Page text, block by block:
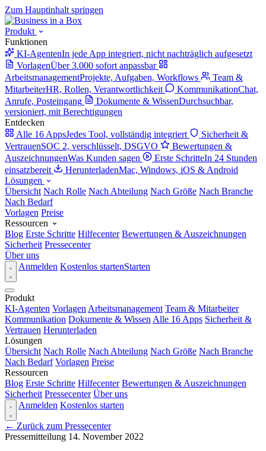
Zum Hauptinhalt springen
Produkt
Funktionen
KI-AgentenIn jede App integriert, nicht nachträglich aufgesetzt
VorlagenÜber 3.000 sofort anpassbar
ArbeitsmanagementProjekte, Aufgaben, Workflows
Team &
MitarbeiterHR, Rollen, Verantwortlichkeit KommunikationChat,
Anrufe, Posteingang
Dokumente & WissenDurchsuchbar,
versioniert, mit Berechtigungen
Entdecken
Alle 16 AppsJedes Tool, vollständig integriert
Sicherheit &
VertrauenSOC 2, verschlüsselt, DSGVO
Bewertungen &
AuszeichnungenWas Kunden sagen Erste SchritteIn 24 Stunden
einsatzbereit
HerunterladenMac, Windows, iOS & Android
Lösungen
Übersicht Nach Rolle Nach Abteilung Nach Größe Nach Branche
Nach Bedarf
Vorlagen Preise
Ressourcen
Blog Erste Schritte Hilfecenter Bewertungen & Auszeichnungen
Sicherheit Pressecenter
Über uns
Anmelden Kostenlos startenStarten
Produkt
KI-Agenten Vorlagen Arbeitsmanagement Team & Mitarbeiter
Kommunikation Dokumente & Wissen Alle 16 Apps Sicherheit &
Vertrauen Herunterladen
Lösungen
Übersicht Nach Rolle Nach Abteilung Nach Größe Nach Branche
Nach Bedarf Vorlagen Preise
Ressourcen
Blog Erste Schritte Hilfecenter Bewertungen & Auszeichnungen
Sicherheit Pressecenter Über uns
Anmelden Kostenlos starten
← Zurück zum Pressecenter
Pressemitteilung 14. November 2022